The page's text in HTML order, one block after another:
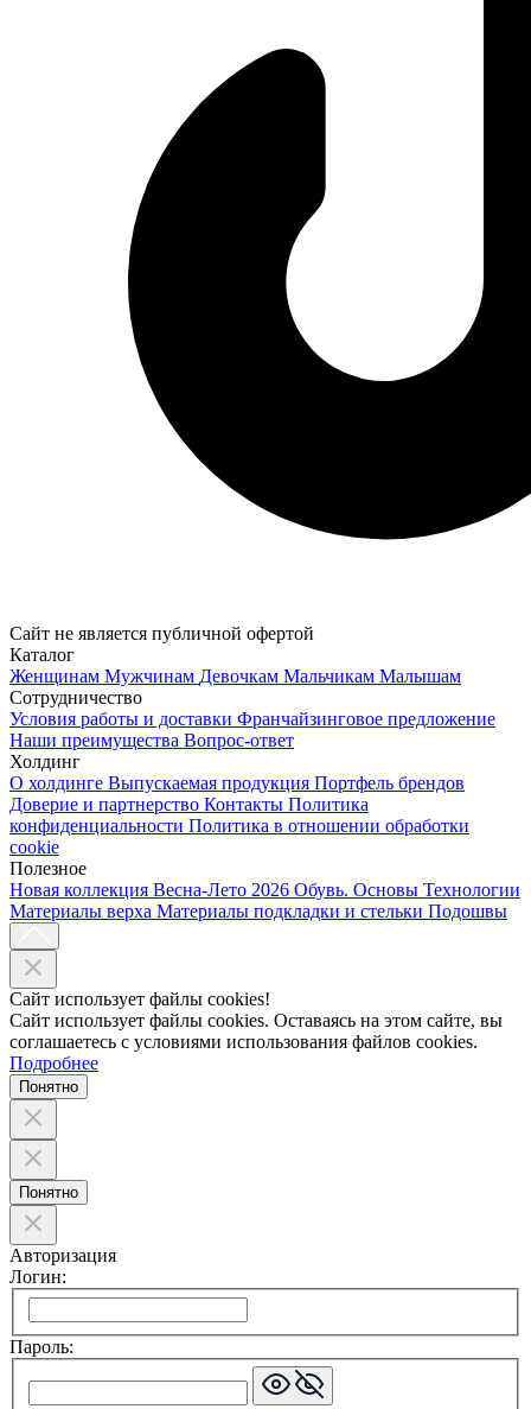
Сайт не является публичной офертой
Каталог
Женщинам Мужчинам Девочкам Мальчикам Малышам
Сотрудничество
Условия работы и доставки Франчайзинговое предложение
Наши преимущества Вопрос-ответ
Холдинг
О холдинге Выпускаемая продукция Портфель брендов
Доверие и партнерство Контакты Политика
конфиденциальности Политика в отношении обработки
cookie
Полезное
Новая коллекция Весна-Лето 2026 Обувь. Основы Технологии
Материалы верха Материалы подкладки и стельки Подошвы
Сайт использует файлы cookies!
Сайт использует файлы cookies. Оставаясь на этом сайте, вы
соглашаетесь с условиями использования файлов cookies.
Подробнее
Понятно
Понятно
Авторизация
Логин:
Пароль: